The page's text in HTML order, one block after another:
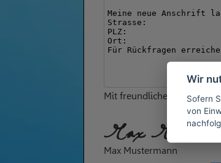
Mit freundlichen Grüßen
Max
Max Mustermann
Wir
Sofern
von